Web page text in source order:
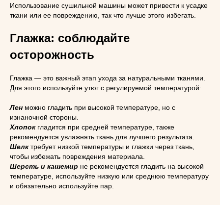
Использование сушильной машины может привести к усадке
ткани или ее повреждению, так что лучше этого избегать.
Глажка: соблюдайте
осторожность
Глажка — это важный этап ухода за натуральными тканями.
Для этого используйте утюг с регулируемой температурой:
Лен можно гладить при высокой температуре, но с
изнаночной стороны.
Хлопокгладится при средней температуре, также
рекомендуется увлажнять ткань для лучшего результата.
Шелктребует низкой температуры и глажки через ткань,
чтобы избежать повреждения материала.
Шерсть и кашемир не рекомендуется гладить на высокой
температуре, используйте низкую или среднюю температуру
и обязательно используйте пар.